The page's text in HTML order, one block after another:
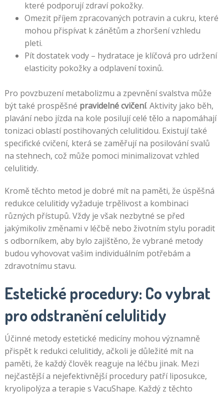
které podporují zdraví pokožky.
Omezit příjem zpracovaných potravin a cukru, které
mohou přispívat k zánětům a zhoršení vzhledu
pleti.
Pít dostatek vody – hydratace je klíčová pro udržení
elasticity pokožky a odplavení toxinů.
Pro povzbuzení metabolizmu a zpevnění svalstva může
být také prospěšné pravidelné cvičení. Aktivity jako běh,
plavání nebo jízda na kole posilují celé tělo a napomáhají
tonizaci oblastí postihovaných celulitidou. Existují také
specifické cvičení, která se zaměřují na posilování svalů
na stehnech, což může pomoci minimalizovat vzhled
celulitidy.
Kromě těchto metod je dobré mít na paměti, že úspěšná
redukce celulitidy vyžaduje trpělivost a kombinaci
různých přístupů. Vždy je však nezbytné se před
jakýmikoliv změnami v léčbě nebo životním stylu poradit
s odborníkem, aby bylo zajištěno, že vybrané metody
budou vyhovovat vašim individuálním potřebám a
zdravotnímu stavu.
Estetické procedury: Co vybrat
pro odstranění celulitidy
Účinné metody estetické medicíny mohou významně
přispět k redukci celulitidy, ačkoli je důležité mít na
paměti, že každý člověk reaguje na léčbu jinak. Mezi
nejčastější a nejefektivnější procedury patří liposukce,
kryolipolýza a terapie s VacuShape. Každý z těchto